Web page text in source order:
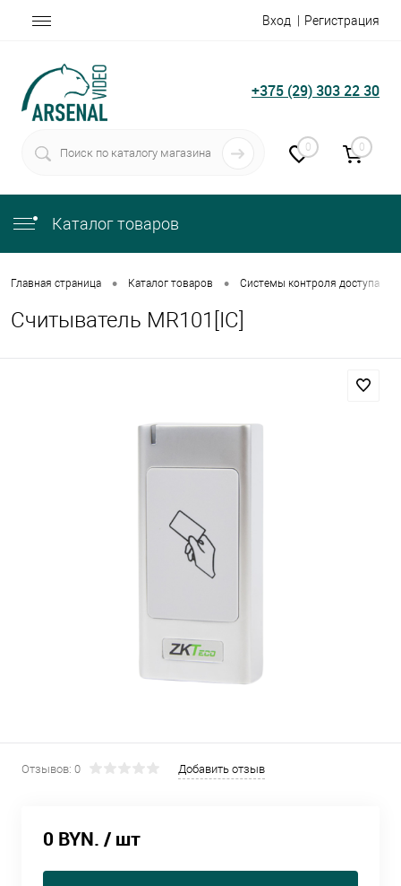
Вход Регистрация
+375 (29) 303 22 30
0 0
Каталог товаров
Главная страница • Каталог товаров • Системы контроля доступа
Считыватель MR101[IC]
Отзывов: 0 Добавить отзыв
0 BYN. / шт